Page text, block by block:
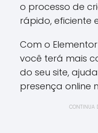
o processo de
rápido, eficiente
Com o
você terá mais
do seu site,
presença online
CONTINUA